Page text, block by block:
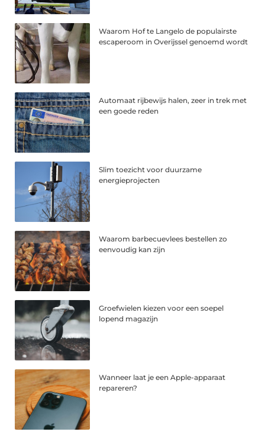
Waarom Hof te Langelo de populairste
escaperoom in Overijssel genoemd wordt
Automaat rijbewijs halen, zeer in trek met
een goede reden
Slim toezicht voor duurzame
energieprojecten
Waarom barbecuevlees bestellen zo
eenvoudig kan zijn
Groefwielen kiezen voor een soepel
lopend magazijn
Wanneer laat je een Apple-apparaat
repareren?